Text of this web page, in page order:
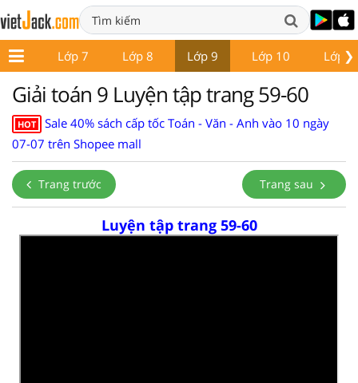
❯
6 Lớp 7 Lớp 8 Lớp 9 Lớp 10 Lớp
Giải toán 9 Luyện tập trang 59-60
HOT
Sale 40% sách cấp tốc Toán - Văn - Anh vào 10 ngày
07-07 trên Shopee mall
Trang trước Trang sau
Luyện tập trang 59-60